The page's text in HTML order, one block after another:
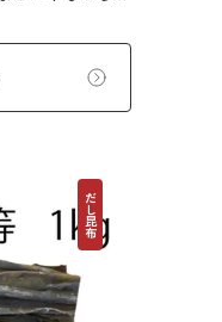
だし昆布